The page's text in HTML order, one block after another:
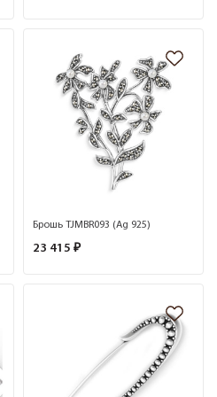
Брошь TJMBR093 (Ag 925)
23 415 ₽